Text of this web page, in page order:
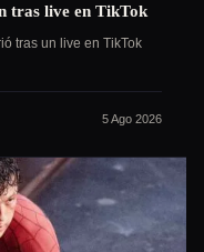
tras live en TikTok
tras un live en TikTok
5 Ago 2026